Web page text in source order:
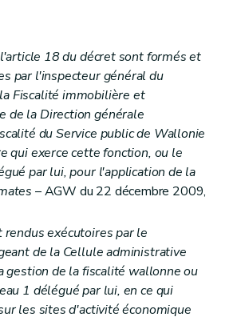
18 du décret sont formés et
par l'inspecteur général du
Fiscalité immobilière et
de la Direction générale
du Service public de Wallonie
qui exerce cette fonction, ou le
par lui, pour l'application de la
– AGW du 22 décembre 2009,
exécutoires par le
de la Cellule administrative
gestion de la fiscalité wallonne ou
1 délégué par lui, en ce qui
les sites d'activité économique